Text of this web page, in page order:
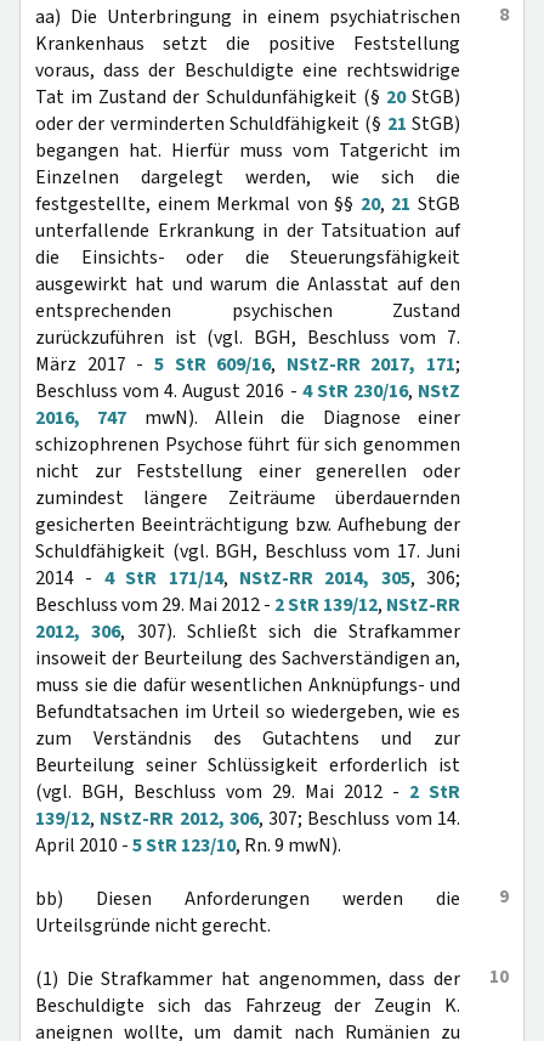
8
aa) Die Unterbringung in einem psychiatrischen
Krankenhaus setzt die positive Feststellung
voraus, dass der Beschuldigte eine rechtswidrige
Tat im Zustand der Schuldunfähigkeit (§ 20StGB)
oder der verminderten Schuldfähigkeit (§ 21 StGB)
begangen hat. Hierfür muss vom Tatgericht im
Einzelnen dargelegt werden, wie sich die
festgestellte, einem Merkmal von §§ 20, 21 StGB
unterfallende Erkrankung in der Tatsituation auf
die Einsichts- oder die Steuerungsfähigkeit
ausgewirkt hat und warum die Anlasstat auf den
entsprechenden psychischen Zustand
zurückzuführen ist (vgl. BGH, Beschluss vom 7.
März 2017 - 5 StR 609/16, NStZ-RR 2017, 171;
Beschluss vom 4. August 2016 - 4 StR 230/16, NStZ
2016, 747 mwN). Allein die Diagnose einer
schizophrenen Psychose führt für sich genommen
nicht zur Feststellung einer generellen oder
zumindest längere Zeiträume überdauernden
gesicherten Beeinträchtigung bzw. Aufhebung der
Schuldfähigkeit (vgl. BGH, Beschluss vom 17. Juni
2014 - 4 StR 171/14, NStZ-RR 2014, 305, 306;
Beschluss vom 29. Mai 2012 - 2 StR 139/12, NStZ-RR
2012, 306, 307). Schließt sich die Strafkammer
insoweit der Beurteilung des Sachverständigen an,
muss sie die dafür wesentlichen Anknüpfungs- und
Befundtatsachen im Urteil so wiedergeben, wie es
zum Verständnis des Gutachtens und zur
Beurteilung seiner Schlüssigkeit erforderlich ist
(vgl. BGH, Beschluss vom 29. Mai 2012 - 2 StR
139/12, NStZ-RR 2012, 306, 307; Beschluss vom 14.
April 2010 -5 StR 123/10, Rn. 9 mwN).
9
bb) Diesen Anforderungen werden die
Urteilsgründe nicht gerecht.
10
(1) Die Strafkammer hat angenommen, dass der
Beschuldigte sich das Fahrzeug der Zeugin K.
aneignen wollte, um damit nach Rumänien zu